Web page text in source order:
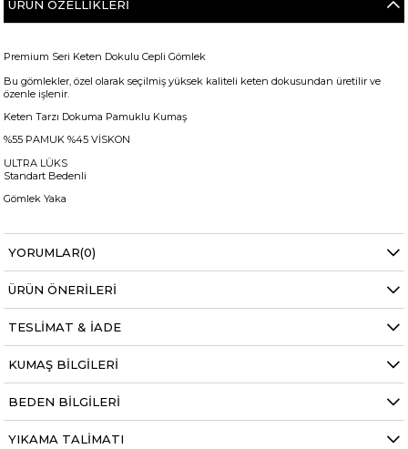
ÜRÜN ÖZELLIKLERI
Premium Seri Keten Dokulu Cepli Gömlek
Bu gömlekler, özel olarak seçilmiş yüksek kaliteli keten dokusundan üretilir ve
özenle işlenir.
Keten Tarzı Dokuma Pamuklu Kumaş
%55 PAMUK %45 VİSKON
ULTRA LÜKS
Standart Bedenli
Gömlek Yaka
Göğüs 83 cm
Bel 66 cm
Baldır 54 cm
Kalça 90 cm
Basen 94 cm
Boy 1.73 cm
Kilo 53 kg dir.
YORUMLAR(0)
ÜRÜN ÖNERILERI
TESLIMAT & İADE
KUMAŞ BILGILERI
BEDEN BILGILERI
YIKAMA TALIMATI